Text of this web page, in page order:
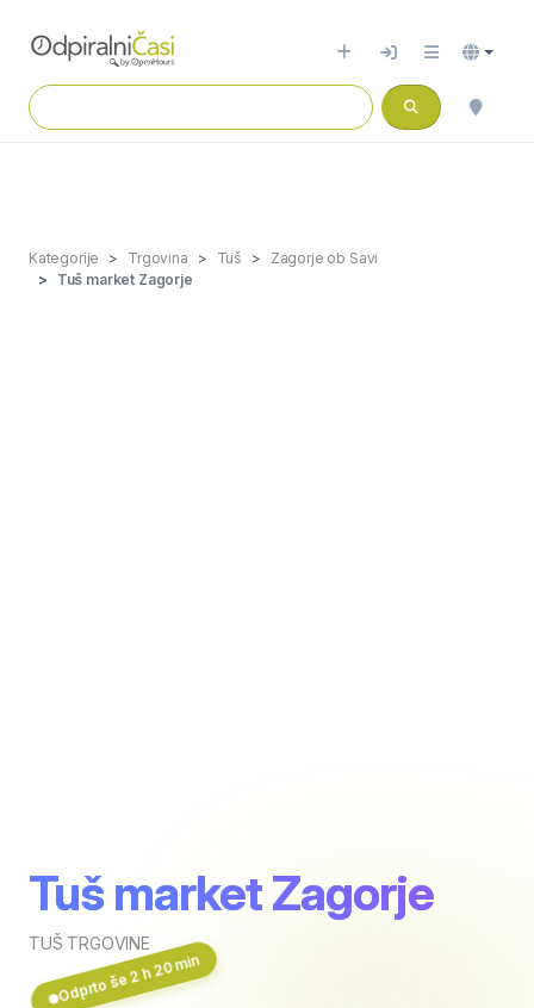
Kategorije Trgovina Tuš
Zagorje ob Savi
Tuš market Zagorje
Tuš market Zagorje
TUŠ TRGOVINE
Odprto še 2 h 20 min